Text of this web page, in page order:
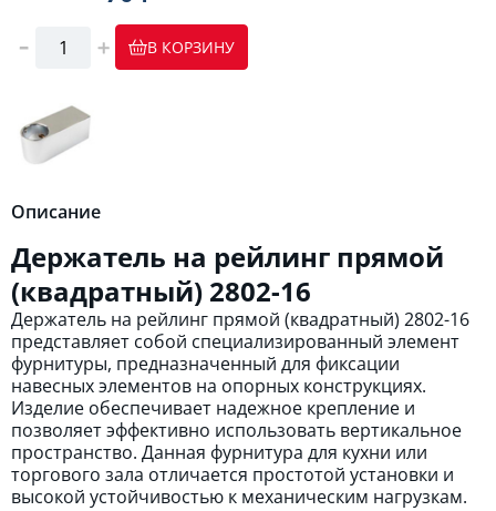
В КОРЗИНУ
Описание
Держатель на рейлинг прямой
(квадратный) 2802-16
Держатель на рейлинг прямой (квадратный) 2802-16
представляет собой специализированный элемент
фурнитуры, предназначенный для фиксации
навесных элементов на опорных конструкциях.
Изделие обеспечивает надежное крепление и
позволяет эффективно использовать вертикальное
пространство. Данная фурнитура для кухни или
торгового зала отличается простотой установки и
высокой устойчивостью к механическим нагрузкам.